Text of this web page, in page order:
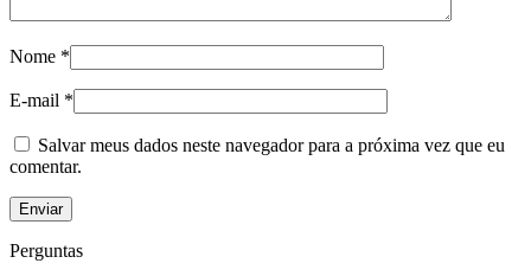
Nome *
E-mail *
Salvar meus dados neste navegador para a próxima vez que eu
comentar.
Perguntas